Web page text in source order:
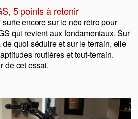
5 points à retenir
surfe encore sur le néo rétro pour
qui revient aux fondamentaux. Sur
de quoi séduire et sur le terrain, elle
routières et tout-terrain.
de cet essai.